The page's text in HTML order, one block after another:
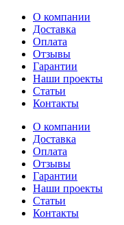
Перейти
содержимому
О компании
Доставка
Оплата
Отзывы
Гарантии
Наши проекты
Статьи
Контакты
О компании
Доставка
Оплата
Отзывы
Гарантии
Наши проекты
Статьи
Контакты